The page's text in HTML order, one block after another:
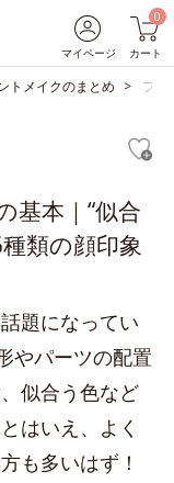
マイページ
0
カート
トメイクのまとめ フェ
基本｜“似合
類の顔印象
題になってい
やパーツの配置
似合う色など
はいえ、よく
も多いはず！